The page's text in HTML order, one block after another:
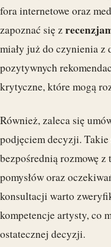
fora internetowe oraz
zapoznać się z
miały już do czynienia z
pozytywnych
krytyczne, które mogą
Również, zaleca się
podjęciem decyzji.
bezpośrednią rozmowę
pomysłów oraz
konsultacji warto
kompetencje artysty, co
ostatecznej decyzji.